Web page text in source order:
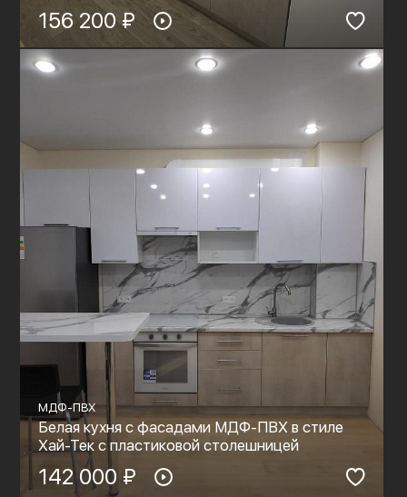
156 200 ₽
МДФ-ПВХ
Белая кухня с фасадами МДФ-ПВХ в стиле
Хай-Тек с пластиковой столешницей
142 000 ₽